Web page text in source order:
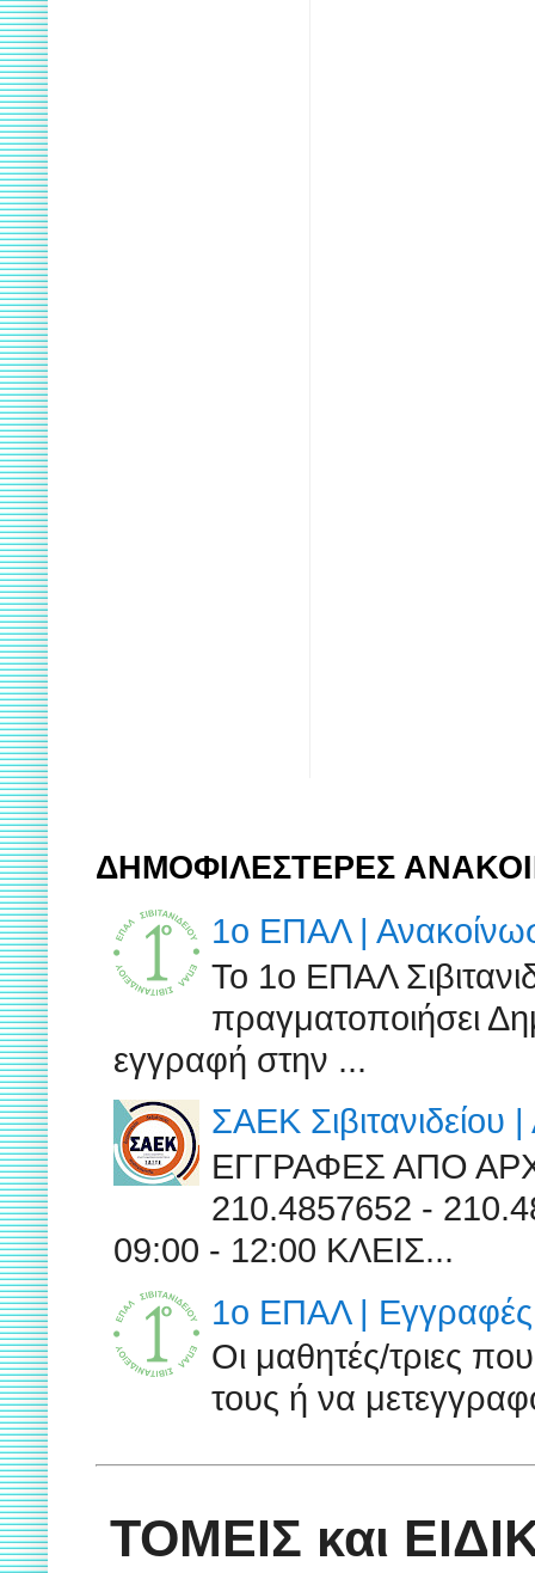
ΔΗΜΟΦΙΛΕΣΤΕΡΕΣ
1ο ΕΠΑΛ |
Το 1ο ΕΠΑΛ
πραγματοποιήσει
εγγραφή στην ...
ΣΑΕΚ Σιβιτανιδείου
ΕΓΓΡΑΦΕΣ ΑΠΟ
210.4857652 -
09:00 - 12:00 ΚΛΕΙΣ...
1ο ΕΠΑΛ | Εγγραφές
Οι μαθητές/τριες
τους ή να
ΤΟΜΕΙΣ και